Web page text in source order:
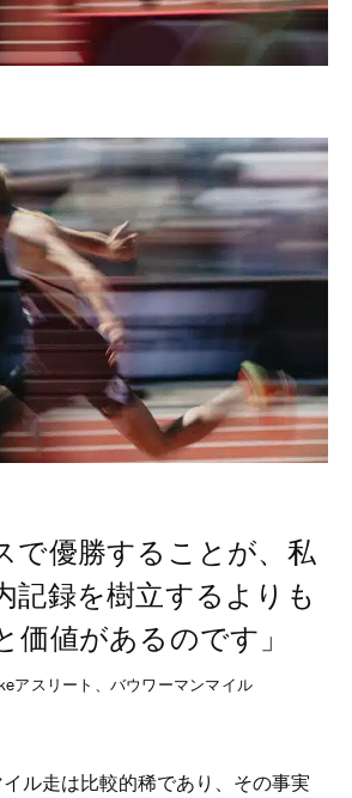
で優勝することが、私
記録を樹立するよりも
価値があるのです」
アスリート、バウワーマンマイル
ル走は比較的稀であり、その事実